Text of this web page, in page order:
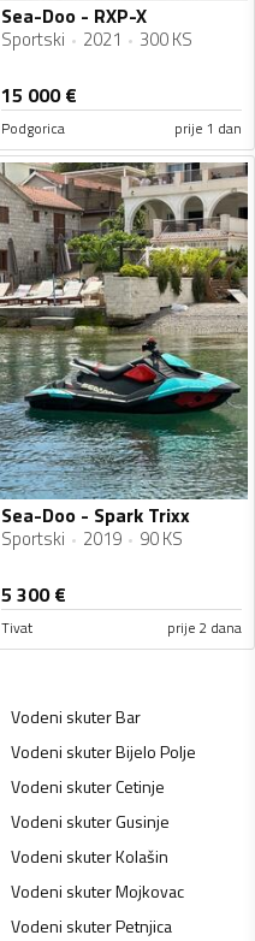
Sea-Doo - RXP-X
Sportski 2021 300 KS
15 000€
Podgorica prije 1 dan
Sea-Doo - Spark Trixx
Sportski 2019 90 KS
5 300€
Tivat prije 2 dana
Vodeni skuterBar
Vodeni skuterBijelo Polje
Vodeni skuterCetinje
Vodeni skuterGusinje
Vodeni skuterKolašin
Vodeni skuterMojkovac
Vodeni skuterPetnjica